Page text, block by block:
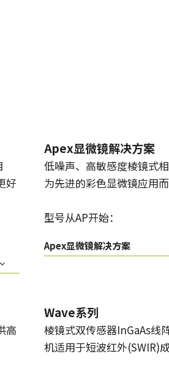
NIR和
机结合了精度、灵敏
SWIR）成像的单传感器
机和面扫描相机
传感器逐行面阵扫描
配备CMOS传感器，包
传感器。
色单传感器逐行面阵扫描
同时配备CMOS传感器，包
Pregius 传感器。
逐行面阵扫描相机来
速度和光学需求。
镜相机通过单一光学路径同
和NIR光谱的图像。
好
Apex显微镜解决方案
低噪声、高敏感度棱镜式
为先进的彩色显微镜应用而
型号从AP开始：
Apex显微镜解决方案
高
Wave系列
棱镜式双传感器InGaAs线
机适用于短波红外(SWIR)成